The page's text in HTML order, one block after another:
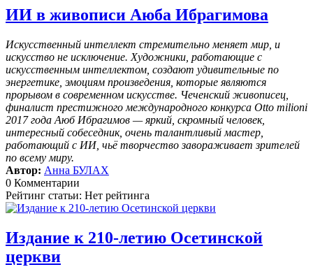
ИИ в живописи Аюба Ибрагимова
Искусственный интеллект стремительно меняет мир, и
искусство не исключение. Художники, работающие с
искусственным интеллектом, создают удивительные по
энергетике, эмоциям произведения, которые являются
прорывом в современном искусстве. Чеченский живописец,
финалист престижного международного конкурса Otto milioni
2017 года Аюб Ибрагимов — яркий, скромный человек,
интересный собеседник, очень талантливый мастер,
работающий с ИИ, чьё творчество завораживает зрителей
по всему миру.
Автор: Анна БУЛАХ
0 Комментарии
Рейтинг статьи: Нет рейтинга
Издание к 210-летию Осетинской
церкви